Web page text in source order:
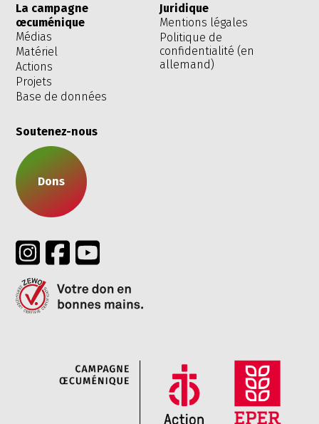
La campagne
œcuménique
Médias
Matériel
Actions
Projets
Base de données
Juridique
Mentions légales
Politique de
confidentialité (en
allemand)
Soutenez-nous
Dons